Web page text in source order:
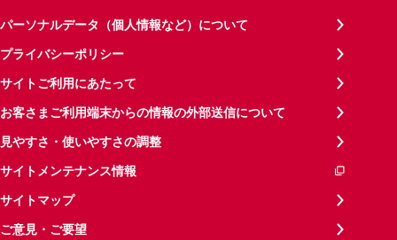
パーソナルデータ（個人情報など）について
プライバシーポリシー
サイトご利用にあたって
お客さまご利用端末からの情報の外部送信について
見やすさ・使いやすさの調整
サイトメンテナンス情報
サイトマップ
ご意見・ご要望